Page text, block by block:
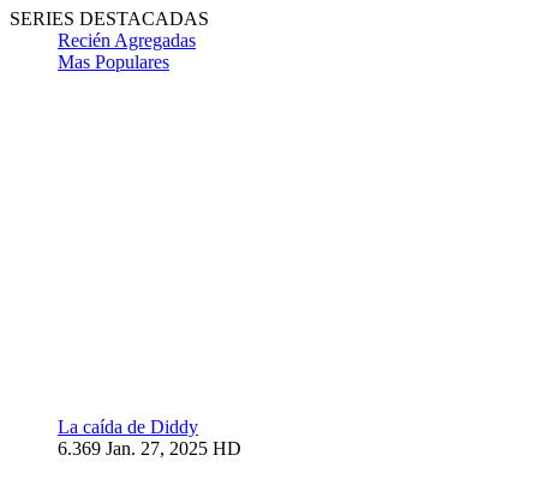
SERIES DESTACADAS
Recién Agregadas
Mas Populares
La caída de Diddy
6.369 Jan. 27, 2025 HD